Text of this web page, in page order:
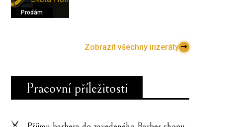
Prodám
Zobrazit všechny inzeráty
Pracovní příležitosti